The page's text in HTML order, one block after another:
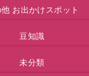
他 お出かけスポット
豆知識
未分類